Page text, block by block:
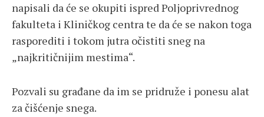
napisali da će se okupiti ispred Poljoprivrednog
fakulteta i Kliničkog centra te da će se nakon toga
rasporediti i tokom jutra očistiti sneg na
„najkritičnijim mestima“.
Pozvali su građane da im se pridruže i ponesu alat
za čišćenje snega.